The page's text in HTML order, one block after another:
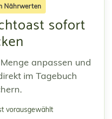
Nährwerten
sofort
anpassen und
im Tagebuch
vorausgewählt